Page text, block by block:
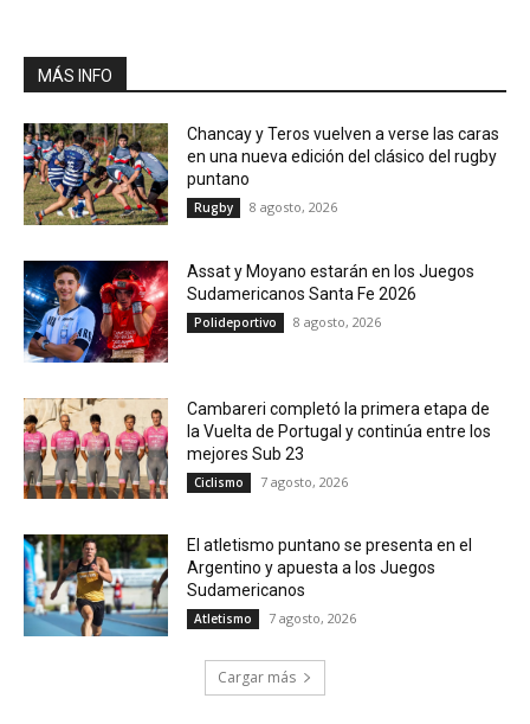
MÁS INFO
Chancay y Teros vuelven a verse las caras
en una nueva edición del clásico del rugby
puntano
Rugby 8 agosto, 2026
Assat y Moyano estarán en los Juegos
Sudamericanos Santa Fe 2026
Polideportivo 8 agosto, 2026
Cambareri completó la primera etapa de
la Vuelta de Portugal y continúa entre los
mejores Sub 23
Ciclismo 7 agosto, 2026
El atletismo puntano se presenta en el
Argentino y apuesta a los Juegos
Sudamericanos
Atletismo 7 agosto, 2026
Cargar más